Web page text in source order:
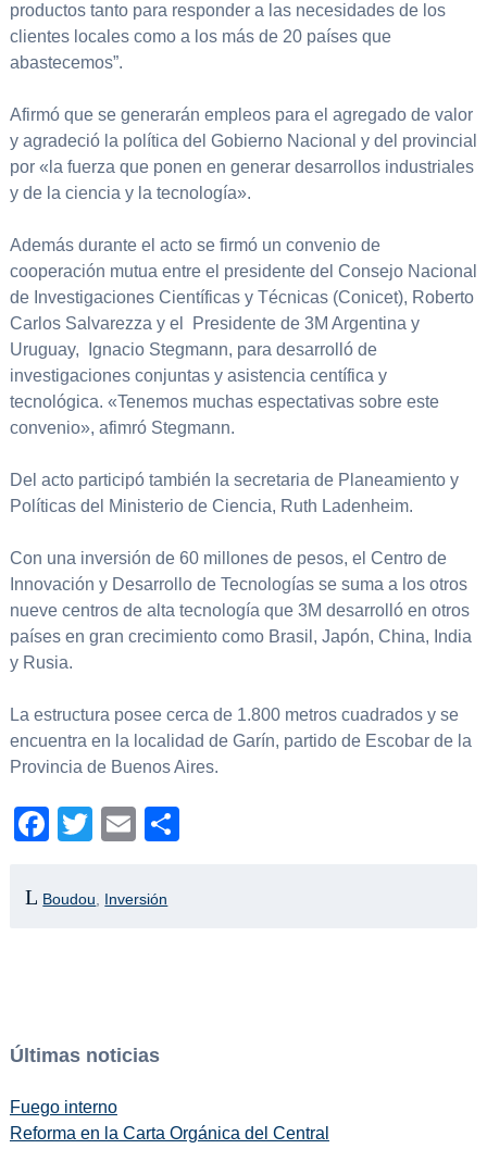
productos tanto para responder a las necesidades de los
clientes locales como a los más de 20 países que
abastecemos”.
Afirmó que se generarán empleos para el agregado de valor
y agradeció la política del Gobierno Nacional y del provincial
por «la fuerza que ponen en generar desarrollos industriales
y de la ciencia y la tecnología».
Además durante el acto se firmó un convenio de
cooperación mutua entre el presidente del Consejo Nacional
de Investigaciones Científicas y Técnicas (Conicet), Roberto
Carlos Salvarezza y el Presidente de 3M Argentina y
Uruguay, Ignacio Stegmann, para desarrolló de
investigaciones conjuntas y asistencia centífica y
tecnológica. «Tenemos muchas espectativas sobre este
convenio», afimró Stegmann.
Del acto participó también la secretaria de Planeamiento y
Políticas del Ministerio de Ciencia, Ruth Ladenheim.
Con una inversión de 60 millones de pesos, el Centro de
Innovación y Desarrollo de Tecnologías se suma a los otros
nueve centros de alta tecnología que 3M desarrolló en otros
países en gran crecimiento como Brasil, Japón, China, India
y Rusia.
La estructura posee cerca de 1.800 metros cuadrados y se
encuentra en la localidad de Garín, partido de Escobar de la
Provincia de Buenos Aires.
Facebook
TwitterEmail
Boudou Inversión
Últimas noticias
Fuego interno
Reforma en la Carta Orgánica del Central